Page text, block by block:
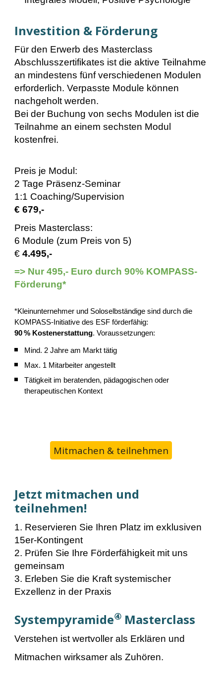
Investition & Förderung
Für den Erwerb des Masterclass
Abschlusszertifikates ist die aktive Teilnahme
an mindestens fünf verschiedenen Modulen
erforderlich. Verpasste Module können
nachgeholt werden.
Bei der Buchung von sechs Modulen ist die
Teilnahme an einem sechsten Modul
kostenfrei.
Preis je Modul:
2 Tage Präsenz-Seminar
1:1 Coaching/Supervision
€ 679,-
Preis Masterclass:
6 Module (zum Preis von 5)
€4.495,-
=> Nur 495,- Euro durch 90% KOMPASS-
Förderung*
*Kleinunternehmer und Soloselbständige sind durch die
KOMPASS-Initiative des ESF förderfähig:
90 % Kostenerstattung. Voraussetzungen:
Mind. 2 Jahre am Markt tätig
Max. 1 Mitarbeiter angestellt
Tätigkeit im beratenden, pädagogischen oder
therapeutischen Kontext
Mitmachen & teilnehmen
Jetzt mitmachen und
teilnehmen!
1. Reservieren Sie Ihren Platz im exklusiven
15er-Kontingent
2. Prüfen Sie Ihre Förderfähigkeit mit uns
gemeinsam
3. Erleben Sie die Kraft systemischer
Exzellenz in der Praxis
Systempyramide④ Masterclass
Verstehen ist wertvoller als Erklären und
Mitmachen wirksamer als Zuhören.